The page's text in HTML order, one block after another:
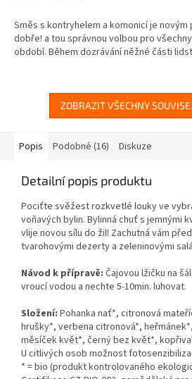
Směs s kontryhelem a komonicí je
dobře! a tou správnou volbou pro
období. Během dozrávání něžné části
ZOBRAZIT VŠECHNY
Popis Podobné (16) Diskuze
Detailní popis produktu
Pociťte svěžest rozkvetlé louky ve
voňavých bylin. Bylinná chuť s jemnými
vlije novou sílu do žil! Zachutná vám
tvarohovými dezerty a zeleninovými
Návod k přípravě: Čajovou lžičku na
vroucí vodou a nechte 5-10min. luhovat.
Složení: Pohanka nať*, citronová
hrušky*, verbena citronová*,
měsíček květ*, černý bez květ*,
U citlivých osob možnost
* = bio (produkt kontrolovaného